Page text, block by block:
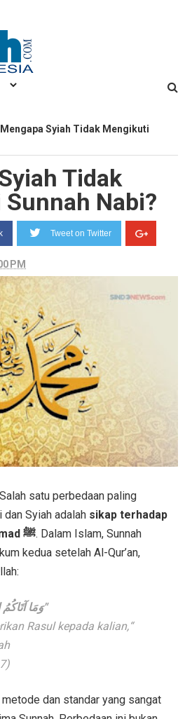
Mengapa Syiah Tidak Mengikuti
Tidak
Nabi?
Tweet on Twitter
PM
satu perbedaan paling
dan Syiah adalah sikap terhadap
Sunnah Nabi Muhammad ﷺ. Dalam Islam, Sunnah
kedua setelah Al-Qur’an,
"وَمَا
Rasul kepada kalian,
(QS. Al-Hasyr: 7)
dan standar yang sangat